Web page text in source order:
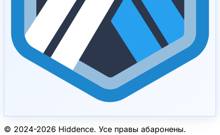
© 2024-2026 Hiddence. Усе правы абаронены.